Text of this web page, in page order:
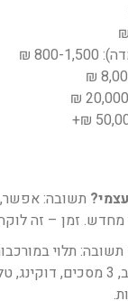
₪
תשובה: אפשר,
מחדש. זמן – זה